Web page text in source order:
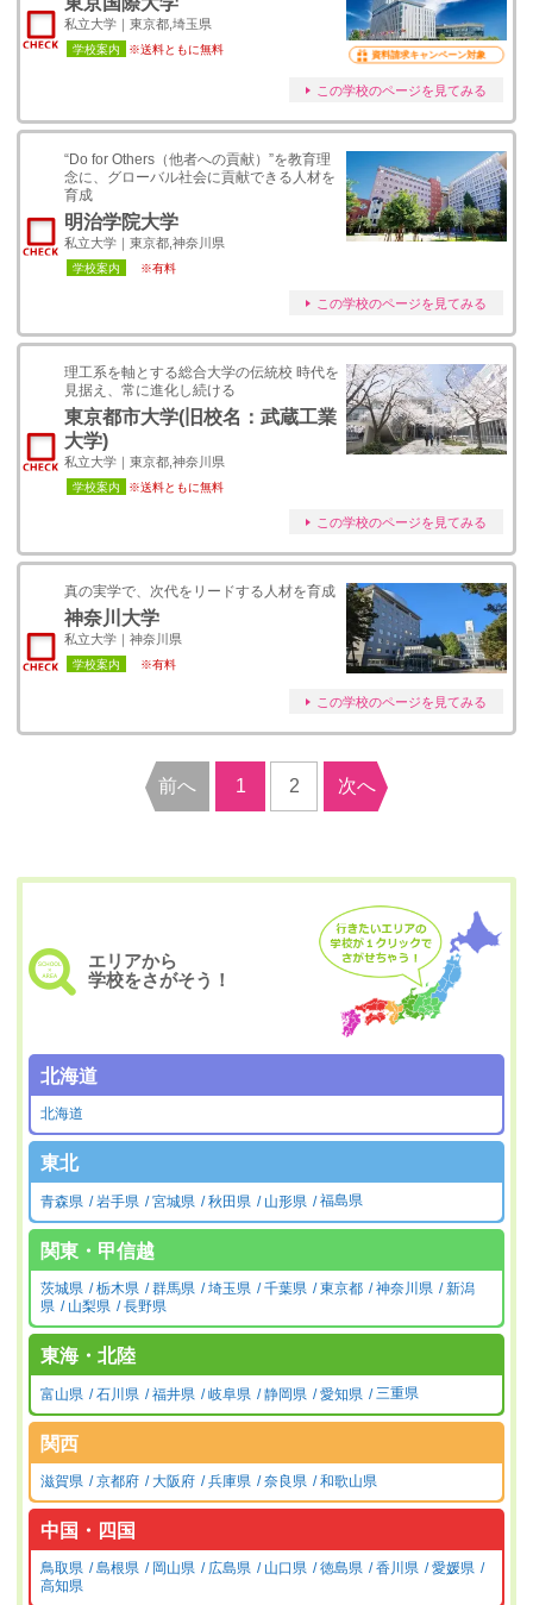
私立大学｜東京都,埼玉県
学校案内 ※送料ともに無料 資料請求キャンペーン対象
この学校のページを見てみる
“Do for Others（他者への貢献）”を教育理
念に、グローバル社会に貢献できる人材を
育成
明治学院大学
私立大学｜東京都,神奈川県
学校案内 ※有料
この学校のページを見てみる
理工系を軸とする総合大学の伝統校 時代を
見据え、常に進化し続ける
東京都市大学(旧校名：武蔵工業
大学)
私立大学｜東京都,神奈川県
学校案内 ※送料ともに無料
この学校のページを見てみる
真の実学で、次代をリードする⼈材を育成
神奈川大学
私立大学｜神奈川県
学校案内 ※有料
この学校のページを見てみる
前へ 1 2 次へ
エリアから
学校をさがそう！
北海道
北海道
東北
青森県 岩手県 宮城県 秋田県 山形県 福島県
関東・甲信越
茨城県 栃木県 群馬県 埼玉県 千葉県 東京都 神奈川県
新潟
県
山梨県 長野県
東海・北陸
富山県 石川県 福井県 岐阜県 静岡県 愛知県 三重県
関西
滋賀県 京都府 大阪府 兵庫県 奈良県 和歌山県
中国・四国
鳥取県 島根県 岡山県 広島県 山口県 徳島県 香川県
愛媛県
高知県